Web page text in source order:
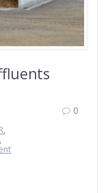
,
,
0